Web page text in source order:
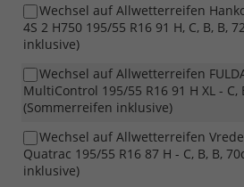
Wechsel auf Allwetterreifen
4S 2 H750 195/55 R16 91 H, C, B, B,
inklusive)
Wechsel auf Allwetterreifen
MultiControl 195/55 R16 91 H XL - C,
(Sommerreifen inklusive)
Wechsel auf Allwetterreifen
Quatrac 195/55 R16 87 H - C, B, B,
inklusive)